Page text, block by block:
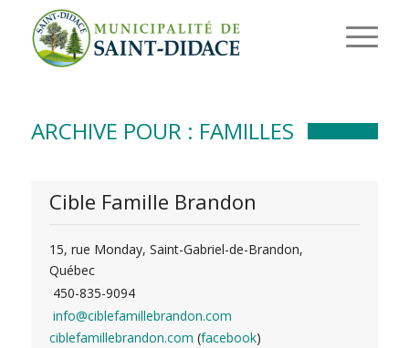
ARCHIVE POUR : FAMILLES
Cible Famille Brandon
15, rue Monday, Saint-Gabriel-de-Brandon,
Québec
450-835-9094
info@ciblefamillebrandon.com
ciblefamillebrandon.com (facebook)